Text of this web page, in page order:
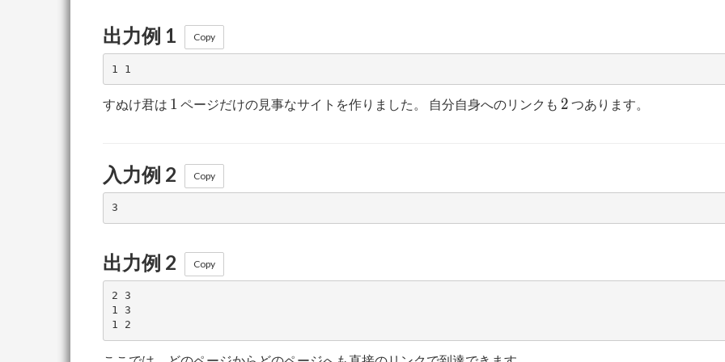
出力例 1 Copy
すぬけ君は 1
1 ページだけの見事なサイトを作りました。 自分自身へのリンクも 2
2 つあります。
入力例 2 Copy
出力例 2 Copy
2 3
1 3